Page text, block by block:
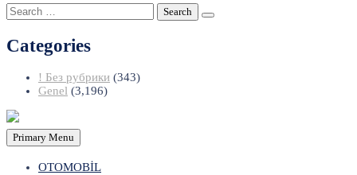
Search
for:
Categories
! Без рубрики (343)
Genel (3,196)
Primary Menu
OTOMOBİL